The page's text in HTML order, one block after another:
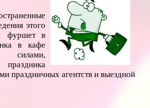
этого
фуршет в
в кафе
праздничных агентств и выездной